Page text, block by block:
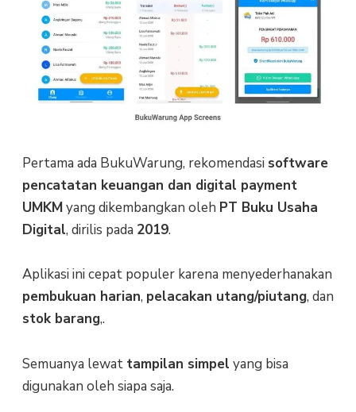
Pertama ada BukuWarung, rekomendasi software
pencatatan keuangan dan digital payment
UMKMyang dikembangkan oleh PT Buku Usaha
Digital, dirilis pada 2019.
Aplikasi ini cepat populer karena menyederhanakan
pembukuan harian, pelacakan utang/piutang, dan
stok barang,.
Semuanya lewat tampilan simpel yang bisa
digunakan oleh siapa saja.